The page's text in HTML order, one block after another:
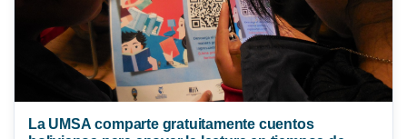
La UMSA comparte gratuitamente cuentos